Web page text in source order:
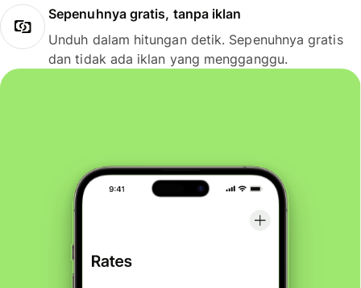
Sepenuhnya gratis, tanpa iklan
Unduh dalam hitungan detik. Sepenuhnya gratis
dan tidak ada iklan yang mengganggu.